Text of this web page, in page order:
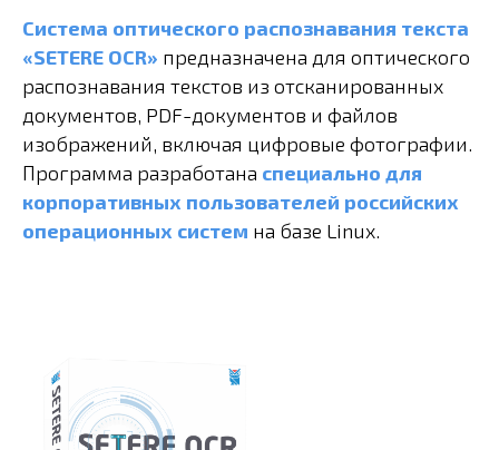
Система оптического распознавания текста
«SETERE OCR» предназначена для оптического
распознавания текстов из отсканированных
документов, PDF-документов и файлов
изображений, включая цифровые фотографии.
Программа разработана специально для
корпоративных пользователей российских
операционных систем на базе Linux.